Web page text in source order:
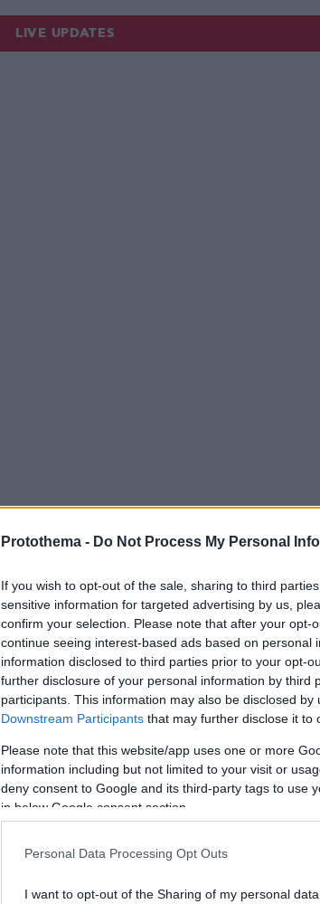
Protothema - Do Not Process My Personal
If you wish to opt-out of the sale, sharing to third
sensitive information for targeted advertising by us,
confirm your selection. Please note that after your opt-
continue seeing interest-based ads based on personal
information disclosed to third parties prior to your opt-
further disclosure of your personal information by third
participants. This information may also be disclosed
Downstream Participants that may further disclose it to
Please note that this website/app uses one or more
information including but not limited to your visit or
deny consent to Google and its third-party tags to use
in below Google consent section.
Personal Data Processing Opt Outs
I want to opt-out of the Sharing of my personal data.
LIVE UPDATES